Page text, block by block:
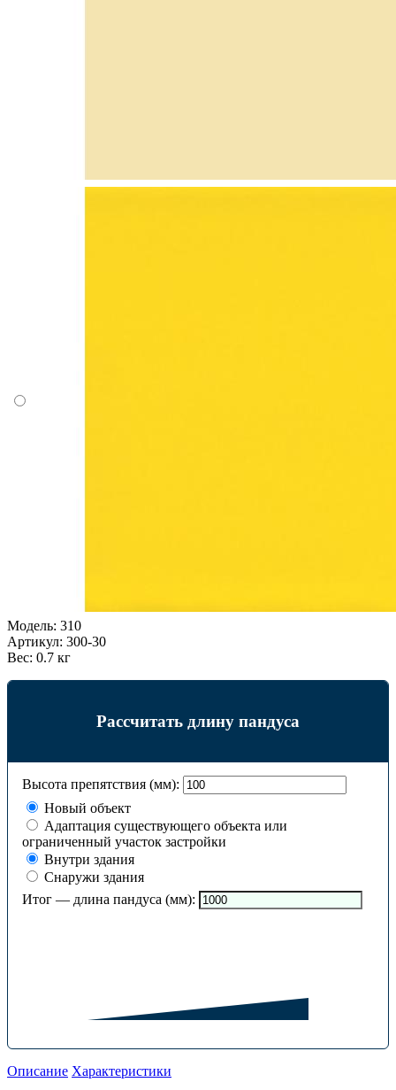
Модель: 310
Артикул: 300-30
Вес: 0.7 кг
Рассчитать длину пандуса
Высота препятствия (мм):
Новый объект
Адаптация существующего объекта или
ограниченный участок застройки
Внутри здания
Снаружи здания
Итог — длина пандуса (мм):
Описание Характеристики